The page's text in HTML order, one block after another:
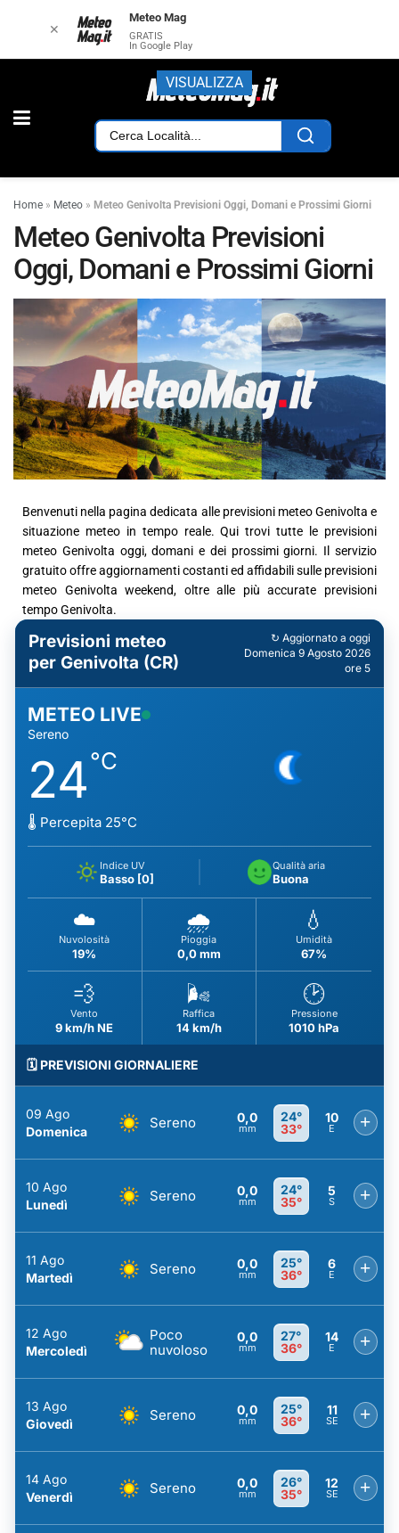
Home » Meteo » Meteo Genivolta Previsioni Oggi, Domani e Prossimi Giorni
Meteo Genivolta Previsioni
Oggi, Domani e Prossimi Giorni
Benvenuti nella pagina dedicata alle previsioni meteo Genivolta e
situazione meteo in tempo reale. Qui trovi tutte le previsioni
meteo Genivolta oggi, domani e dei prossimi giorni. Il servizio
gratuito offre aggiornamenti costanti ed affidabili sulle previsioni
meteo Genivolta weekend, oltre alle più accurate previsioni
tempo Genivolta.
Previsioni meteo
per Genivolta (CR)
↻ Aggiornato a oggi
Domenica 9 Agosto 2026
ore 5
METEO LIVE
Sereno
24°C
🌡️ Percepita 25°C
Indice UV
Basso [0]
Qualità aria
Buona
☁️
Nuvolosità
19%
🌧️
Pioggia
0,0 mm
💧
Umidità
67%
💨
Vento
9 km/h NE
🌬️
Raffica
14 km/h
🕑
Pressione
1010 hPa
🗓️ PREVISIONI GIORNALIERE
09 Ago
Domenica
Sereno 0,0
mm
24°
33°
10
E +
10 Ago
Lunedì
Sereno 0,0
mm
24°
35°
5
S +
11 Ago
Martedì
Sereno 0,0
mm
25°
36°
6
E +
12 Ago
Mercoledì
Poco
nuvoloso
0,0
mm
27°
36°
14
E +
13 Ago
Giovedì
Sereno 0,0
mm
25°
36°
11
SE +
14 Ago
Venerdì
Sereno 0,0
mm
26°
35°
12
SE +
✕
Meteo Mag
GRATIS
In Google Play
VISUALIZZA